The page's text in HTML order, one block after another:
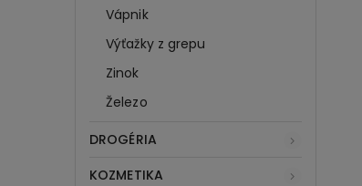
Vápnik
Výťažky z grepu
Zinok
Železo
DROGÉRIA
KOZMETIKA